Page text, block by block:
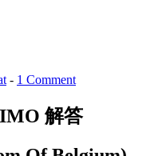
- 1 Comment
解答